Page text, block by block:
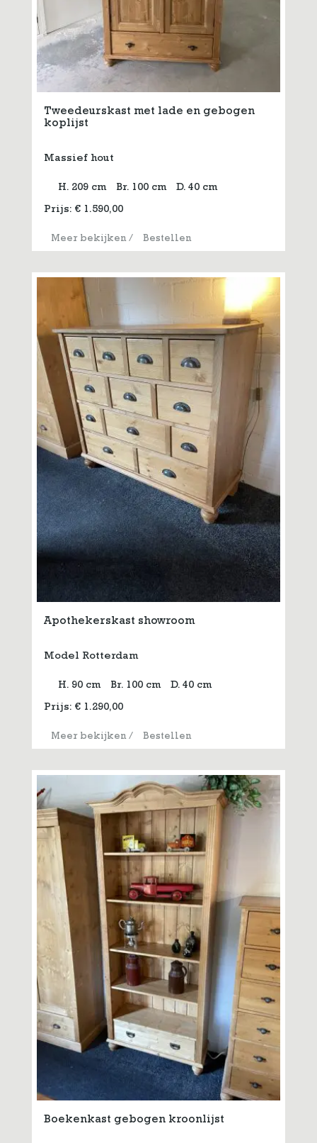
Tweedeurskast met lade en gebogen
koplijst
Massief hout
H. 209 cm Br. 100 cm D. 40 cm
Prijs: € 1.590,00
Meer bekijken/ Bestellen
Apothekerskast showroom
Model Rotterdam
H. 90 cm Br. 100 cm D. 40 cm
Prijs: € 1.290,00
Meer bekijken/ Bestellen
Boekenkast gebogen kroonlijst